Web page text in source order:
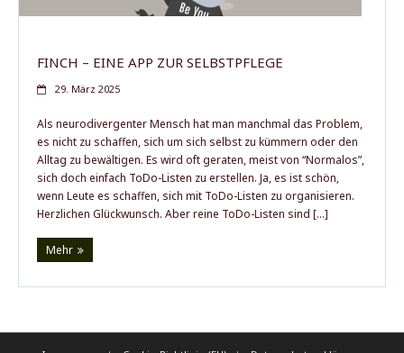
FINCH – EINE APP ZUR SELBSTPFLEGE
29. März 2025
Als neurodivergenter Mensch hat man manchmal das Problem,
es nicht zu schaffen, sich um sich selbst zu kümmern oder den
Alltag zu bewältigen. Es wird oft geraten, meist von “Normalos”,
sich doch einfach ToDo-Listen zu erstellen. Ja, es ist schön,
wenn Leute es schaffen, sich mit ToDo-Listen zu organisieren.
Herzlichen Glückwunsch. Aber reine ToDo-Listen sind […]
Mehr